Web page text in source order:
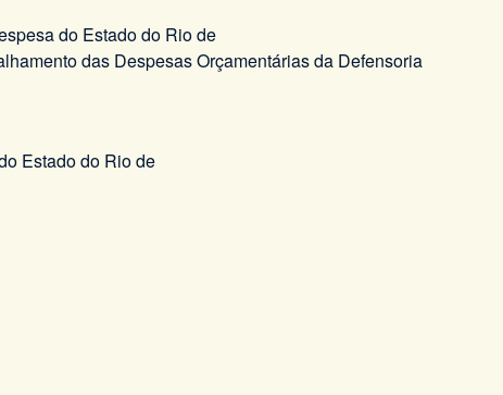
do Estado do Rio de
das Despesas Orçamentárias da Defensoria
Estado do Rio de